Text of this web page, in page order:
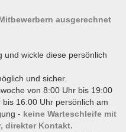
ausgerechnet
und wickle diese persönlich
und sicher.
von 8:00 Uhr bis 19:00
16:00 Uhr persönlich am
- keine Warteschleife mit
direkter Kontakt.